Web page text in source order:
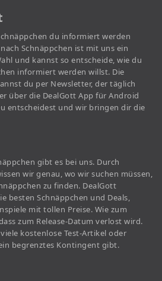
du informiert werden
Schnäppchen ist mit uns ein
und kannst so entscheide, wie du
informiert werden willst. Die
du per Newsletter, der täglich
über die DealGott App für Android
entscheidest und wir bringen dir die
gibt es bei uns. Durch
wir genau, wo wir suchen müssen,
zu finden. DealGott
besten Schnäppchen und Deals,
mit tollen Preise. Wie zum
zum Release-Datum verlost wird.
kostenlose Test-Artikel oder
begrenztes Kontingent gibt.